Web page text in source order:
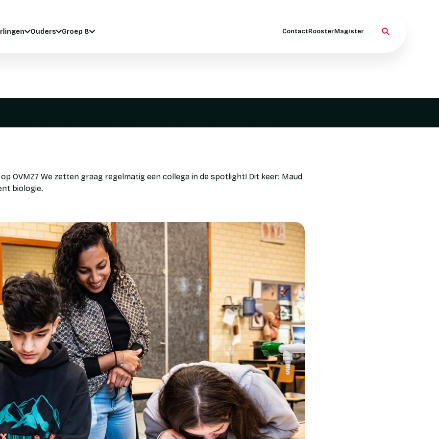
Ouders Groep 8 ContactRoosterMagister
OVMZ? We zetten graag regelmatig een collega in de spotlight! Dit keer: Maud
biologie.